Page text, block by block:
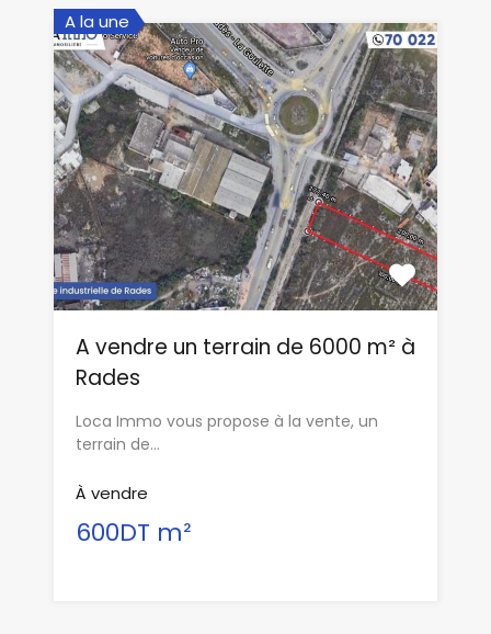
A la une
A vendre un terrain de 6000 m² à
Rades
Loca Immo vous propose à la vente, un
terrain de…
À vendre
600DT m²